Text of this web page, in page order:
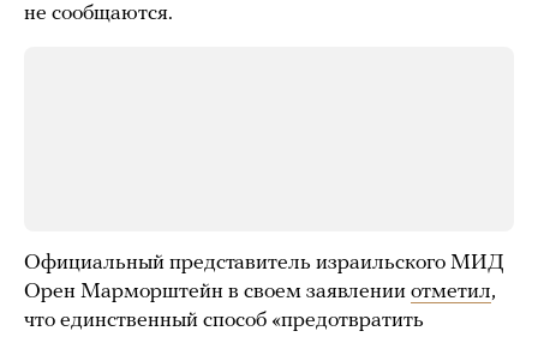
не сообщаются.
Официальный представитель израильского МИД
Орен Марморштейн в своем заявлении отметил,
что единственный способ «предотвратить